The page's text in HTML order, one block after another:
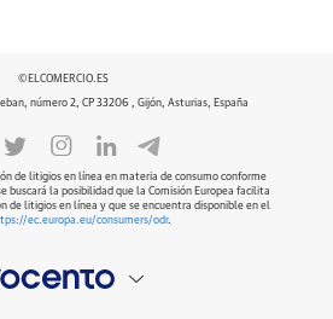
©ELCOMERCIO.ES
número 2, CP 33206 , Gijón, Asturias, España
de litigios en línea en materia de consumo conforme
buscará la posibilidad que la Comisión Europea facilita
de litigios en línea y que se encuentra disponible en el
ec.europa.eu/consumers/odr.